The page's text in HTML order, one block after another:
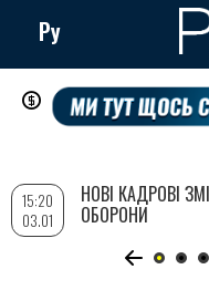
Перейти
до
вмісту
Ру
15:20
03.01
НОВІ КАДРОВІ
ОБОРОНИ